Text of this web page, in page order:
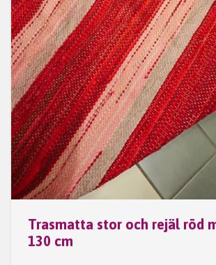
Trasmatta stor och rejäl röd
130 cm